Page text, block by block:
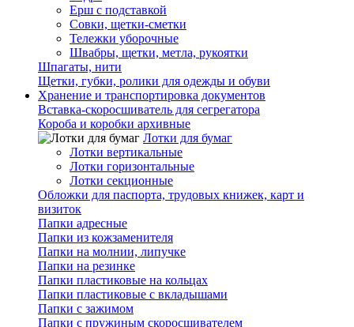
Ерш с подставкой
Совки, щетки-сметки
Тележки уборочные
Швабры, щетки, метла, рукоятки
Шпагаты, нити
Щетки, губки, ролики для одежды и обуви
Хранение и транспортировка документов
Вставка-скоросшиватель для сегрегатора
Короба и коробки архивные
Лотки для бумаг
Лотки вертикальные
Лотки горизонтальные
Лотки секционные
Обложки для паспорта, трудовых книжек, карт и
визиток
Папки адресные
Папки из кожзаменителя
Папки на молнии, липучке
Папки на резинке
Папки пластиковые на кольцах
Папки пластиковые с вкладышами
Папки с зажимом
Папки с пружиным скоросшивателем